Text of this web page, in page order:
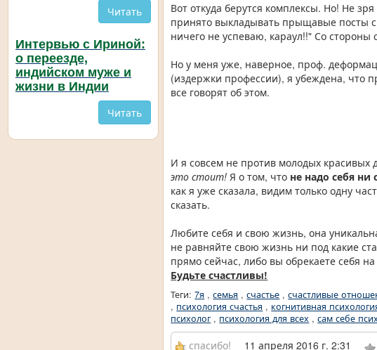
Вот откуда берутся комплексы. Но! Не
принято выкладывать прыщавые посты
ничего не успеваю, караул!!" Со
Но у меня уже, наверное, проф.
(издержки профессии), я убеждена, что
все говорят об этом.
И я совсем не против молодых красивых
это стоит! Я о том, что не надо себя ни
как я уже сказала, видим только одну
сказать.
Любите себя и свою жизнь, она
не равняйте свою жизнь ни под какие
прямо сейчас, либо вы обрекаете себя
Будьте счастливы!
Теги:7я ,семья ,счастье ,счастливые
, психология счастья , когнитивная
психолог, психология для всех ,сам себе
спасибо! 11 апреля 2016 г. 2:31
Читать
Интервью с Ириной:
о переезде,
индийском муже и
жизни в Индии
Читать